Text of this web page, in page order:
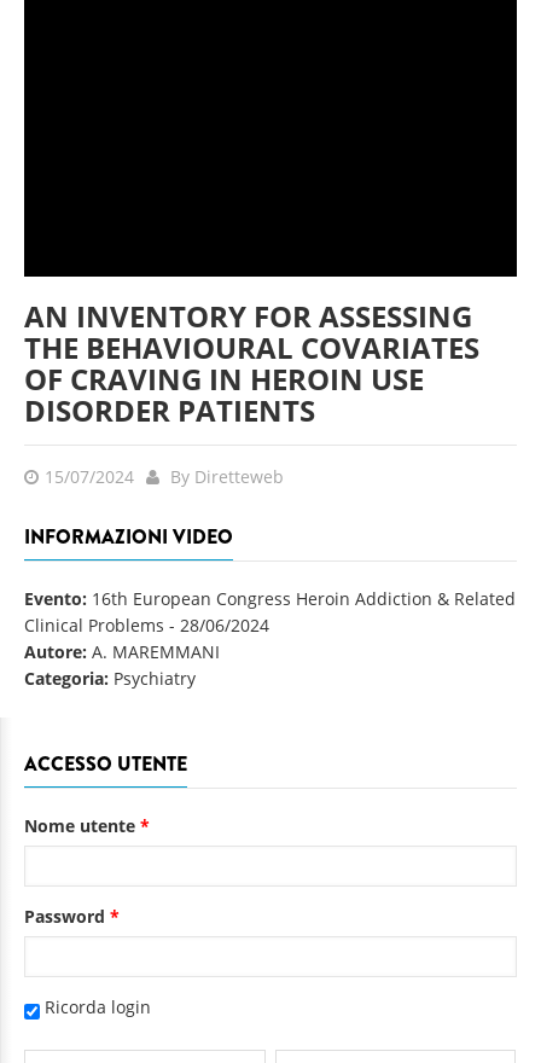
AN INVENTORY FOR ASSESSING
THE BEHAVIOURAL COVARIATES
OF CRAVING IN HEROIN USE
DISORDER PATIENTS
15/07/2024 By Diretteweb
INFORMAZIONI VIDEO
Evento: 16th European Congress Heroin Addiction & Related
Clinical Problems - 28/06/2024
Autore: A. MAREMMANI
Categoria: Psychiatry
ACCESSO UTENTE
Nome utente *
Password *
Ricorda login